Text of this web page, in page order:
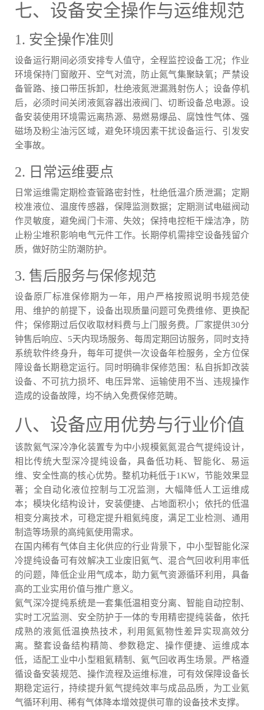
七、设备安全操作与运维规范
1. 安全操作准则
设备运行期间必须安排专人值守，全程监控设备工况；作业
环境保持门窗敞开、空气对流，防止氮气集聚缺氧；严禁设
备管路、接口带压拆卸，杜绝液氮泄漏溅射伤人；设备停机
后，必须时间关闭液氮容器出液阀门、切断设备总电源。设
备安装使用环境需远离热源、易燃易爆品、腐蚀性气体、强
磁场及粉尘油污区域，避免环境因素干扰设备运行、引发安
全事故。
2. 日常运维要点
日常运维需定期检查管路密封性，杜绝低温介质泄漏；定期
校准液位、温度传感器，保障监测数据；定期测试电磁阀动
作灵敏度，避免阀门卡滞、失效；保持电控柜干燥洁净，防
止粉尘堆积影响电气元件工作。长期停机需排空设备残留介
质，做好防尘防潮防护。
3. 售后服务与保修规范
设备原厂标准保修期为一年，用户严格按照说明书规范使
用、维护的前提下，设备出现质量问题可免费维修、更换配
件；保修期过后仅收取材料费与上门服务费。厂家提供30分
钟售后响应、5天内现场服务、每周定期回访服务，同时支持
系统软件终身升，每年可提供一次设备年检服务，全方位保
障设备长期稳定运行。同时明确非保修范围：私自拆卸改装
设备、不可抗力损坏、电压异常、运输使用不当、违规操作
造成的设备故障，均不纳入免费保修范畴。
八、设备应用优势与行业价值
该款氦气深冷净化装置专为中小规模氦氮混合气提纯设计，
相比传统大型深冷提纯设备，具备低功耗、智能化、易运
维、安全性高的核心优势。整机功耗低于1KW，节能效果显
著；全自动化液位控制与工况监测，大幅降低人工运维成
本；模块化结构设计，安装便捷、占地面积小；依托的低温
相变分离技术，可稳定提升粗氦纯度，满足工业检测、通用
制造等场景的高纯氦使用需求。
在国内稀有气体自主化供应的行业背景下，中小型智能化深
冷提纯设备可有效解决工业废旧氦气、混合气回收利用率低
的问题，降低企业用气成本，助力氦气资源循环利用，具备
高的工业实用价值与推广意义。
氦气深冷提纯系统是一套集低温相变分离、智能自动控制、
实时工况监测、安全防护于一体的专用精密提纯装备，依托
成熟的液氮低温换热技术，利用氮氦物性差异实现高效分
离。整套设备结构精简、参数稳定、操作便捷、运维成本
低，适配工业中小型粗氦精制、氦气回收再生场景。严格遵
循设备安装规范、操作流程及运维标准，可有效保障设备长
期稳定运行，持续提升氦气提纯效率与成品品质，为工业氦
气循环利用、稀有气体降本增效提供可靠的设备技术支撑。